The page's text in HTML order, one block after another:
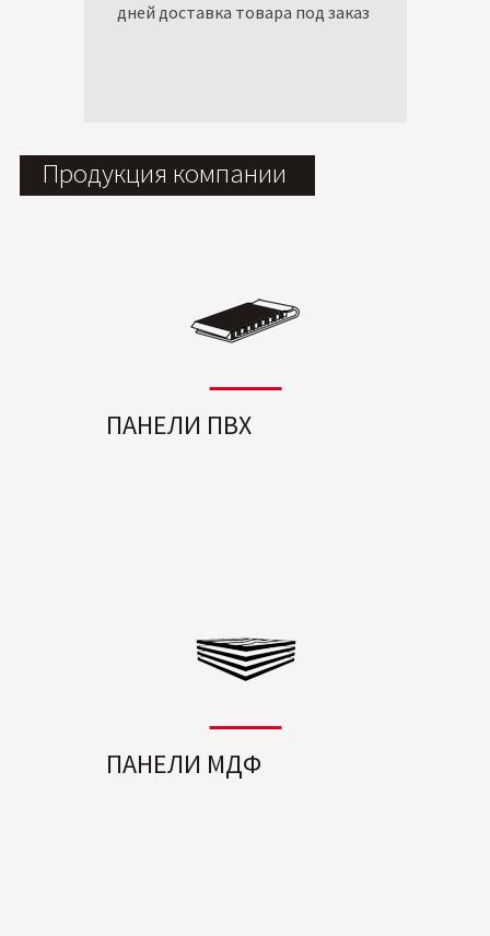
дней доставка товара под заказ
Продукция компании
ПАНЕЛИ ПВХ
ПАНЕЛИ МДФ